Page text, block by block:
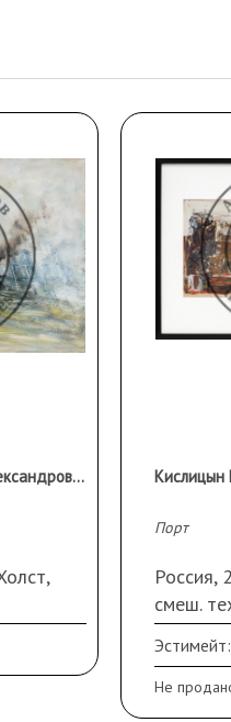
Батынков Константин Александрович (1959 г.р.)
Порт
Россия,
смеш.
свету);
раме)
Рама,
Эстимейт:
Не